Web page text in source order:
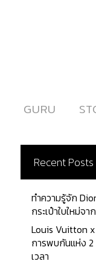
GURU
GURU
Recent Posts
ทำความรู้จัก
กระเป๋าใบใหม่จา
Louis Vuitton
การพบกันแห่ง
เวลา